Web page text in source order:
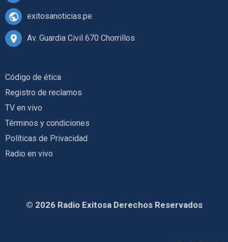
exitosanoticias.pe
Av. Guardia Civil 670 Chorrillos
Código de ética
Registro de reclamos
TV en vivo
Términos y condiciones
Políticas de Privacidad
Radio en vivo
© 2026 Radio Exitosa Derechos Reservados